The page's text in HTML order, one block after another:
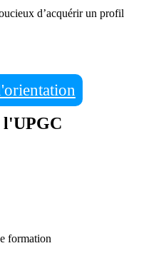
d’acquérir un profil
l'UPGC
formation